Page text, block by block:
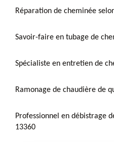
Réparation de cheminée
Savoir-faire en tubage de
Spécialiste en entretien de
Ramonage de chaudière de
Professionnel en débistrage
13360